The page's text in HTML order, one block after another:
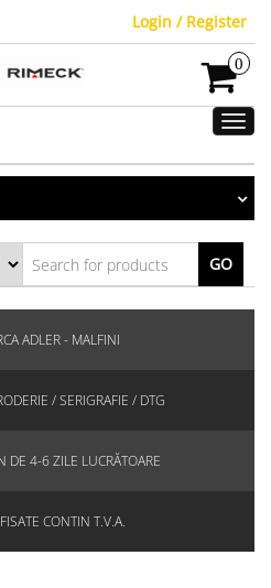
Login / Register
0
GO
ADLER - MALFINI
/ SERIGRAFIE / DTG
DE 4-6 ZILE LUCRĂTOARE
CONTIN T.V.A.